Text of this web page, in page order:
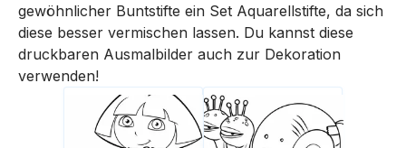
gewöhnlicher Buntstifte ein Set Aquarellstifte, da sich
diese besser vermischen lassen. Du kannst diese
druckbaren Ausmalbilder auch zur Dekoration
verwenden!